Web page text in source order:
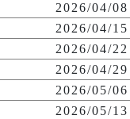
2026/04/
2026/04/
2026/04/
2026/04/
2026/05/
2026/05/